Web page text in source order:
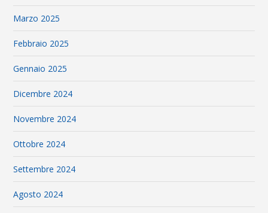
Marzo 2025
Febbraio 2025
Gennaio 2025
Dicembre 2024
Novembre 2024
Ottobre 2024
Settembre 2024
Agosto 2024